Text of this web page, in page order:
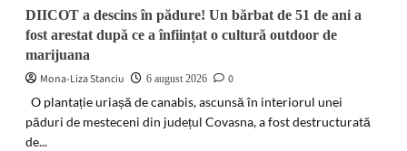
îngrijiri
medicale
DIICOT a descins în pădure! Un bărbat de 51 de ani a
fost arestat după ce a înființat o cultură outdoor de
marijuana
Mona-Liza Stanciu
6 august 2026
0
O plantație uriașă de canabis, ascunsă în interiorul unei
păduri de mesteceni din județul Covasna, a fost destructurată
de...